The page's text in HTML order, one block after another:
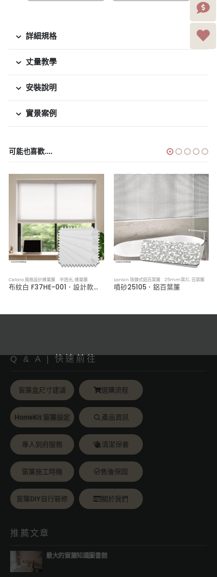
詳細規格
丈量教學
安裝說明
實景案例
可能也喜歡....
Celaro 風格設計蜂巢簾 半透光,蜂巢簾
布紋白 F37HE-001．設計款半透光蜂巢簾
Lansin 珠鍊式鋁百葉簾 25mm葉片,百葉簾
噴砂25105．鋁百葉簾
Q & A | 快速前往
窗簾盒尺寸建議 選購流程
HomeKit 窗簾設定 產品資訊
專人到府服務 清潔保養
窗簾施工時機 售後保固
窗簾DIY自行裝修 關於我們
推薦文章
最大的窗簾知識圖書館